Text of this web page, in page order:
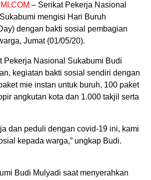
– Serikat Pekerja Nasional
mengisi Hari Buruh
dengan bakti sosial pembagian
Jumat (01/05/20).
Pekerja Nasional Sukabumi Budi
kegiatan bakti sosial sendiri dengan
mie instan untuk buruh, 100 paket
angkutan kota dan 1.000 takjil serta
dan peduli dengan covid-19 ini, kami
kepada warga,” ungkap Budi.
Budi Mulyadi saat menyerahkan